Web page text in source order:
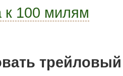
к 100 милям